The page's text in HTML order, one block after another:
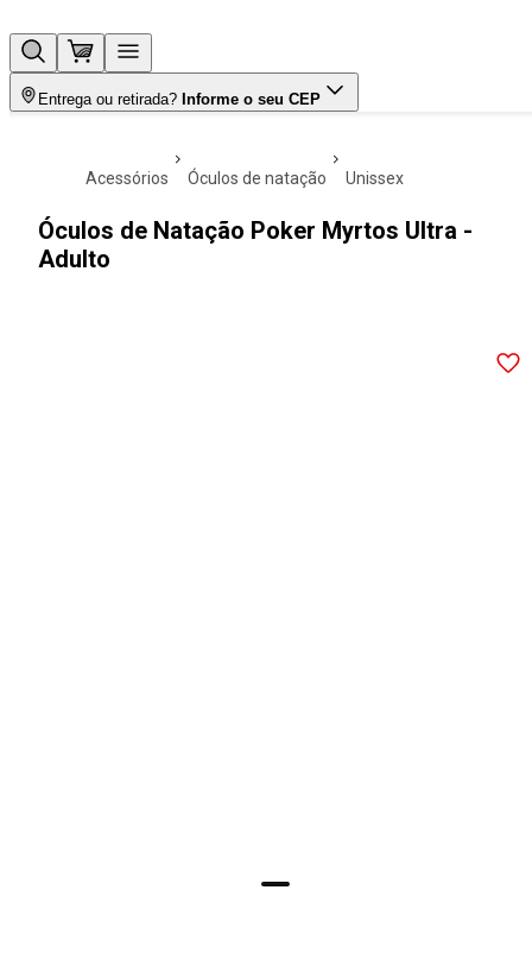
Entrega ou retirada? Informe o seu CEP
acessórios óculos de natação unissex
Óculos de Natação Poker Myrtos Ultra -
Adulto